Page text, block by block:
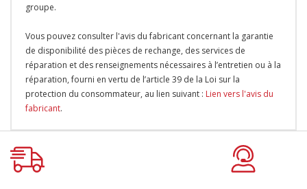
groupe.
Vous pouvez consulter l'avis du fabricant concernant la garantie
de disponibilité des pièces de rechange, des services de
réparation et des renseignements nécessaires à l’entretien ou à la
réparation, fourni en vertu de l’article 39 de la Loi sur la
protection du consommateur, au lien suivant : Lien vers l'avis du
fabricant.
Onglet
personnalisé